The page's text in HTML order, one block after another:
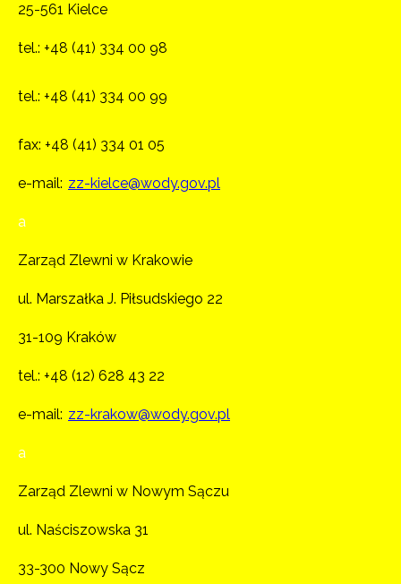
25-561 Kielce
tel.: +48 (41) 334 00 98
tel.: +48 (41) 334 00 99
fax: +48 (41) 334 01 05
e-mail: zz-kielce@wody.gov.pl
a
Zarząd Zlewni w Krakowie
ul. Marszałka J. Piłsudskiego 22
31-109 Kraków
tel.: +48 (12) 628 43 22
e-mail: zz-krakow@wody.gov.pl
a
Zarząd Zlewni w Nowym Sączu
ul. Naściszowska 31
33-300 Nowy Sącz